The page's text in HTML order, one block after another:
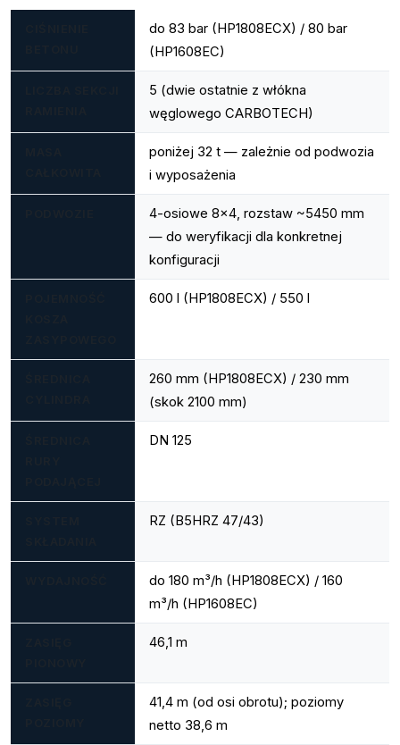
do 83 bar (HP1808ECX) / 80 bar
(HP1608EC)
5 (dwie ostatnie z włókna
węglowego CARBOTECH)
poniżej 32 t — zależnie od podwozia
i wyposażenia
4-osiowe 8x4, rozstaw ~5450 mm
— do weryfikacji dla konkretnej
konfiguracji
600 l (HP1808ECX) / 550 l
260 mm (HP1808ECX) / 230 mm
(skok 2100 mm)
DN 125
RZ (B5HRZ 47/43)
do 180 m³/h (HP1808ECX) / 160
m³/h (HP1608EC)
46,1 m
41,4 m (od osi obrotu); poziomy
netto 38,6 m